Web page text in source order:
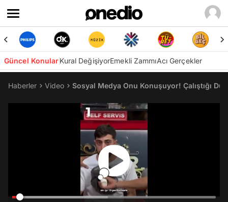
Güncel KonularKural DeğişiyorEmekli ZammıAcı Gerçekler
Haberler Video Sosyal Medya Onu Konuşuyor! Çalıştığı